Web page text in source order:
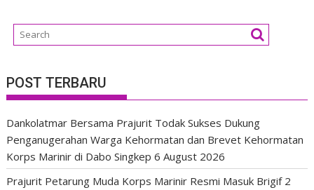
POST TERBARU
Dankolatmar Bersama Prajurit Todak Sukses Dukung
Penganugerahan Warga Kehormatan dan Brevet Kehormatan
Korps Marinir di Dabo Singkep 6 August 2026
Prajurit Petarung Muda Korps Marinir Resmi Masuk Brigif 2